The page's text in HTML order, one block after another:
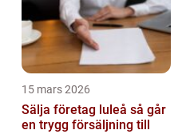
15 mars 2026
Sälja företag luleå så går
en trygg försäljning till